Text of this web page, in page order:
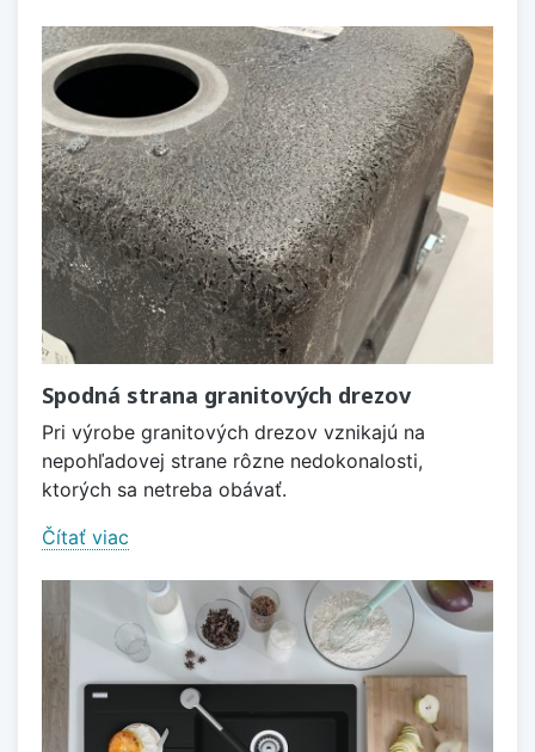
Spodná strana granitových drezov
Pri výrobe granitových drezov vznikajú na
nepohľadovej strane rôzne nedokonalosti,
ktorých sa netreba obávať.
Čítať viac